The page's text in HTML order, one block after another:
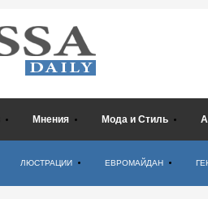
Мнения Мода и Стиль
ЛЮСТРАЦИИ ЕВРОМАЙДАН